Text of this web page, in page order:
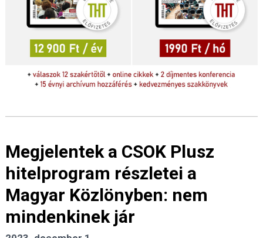
Megjelentek a CSOK Plusz
hitelprogram részletei a
Magyar Közlönyben: nem
mindenkinek jár